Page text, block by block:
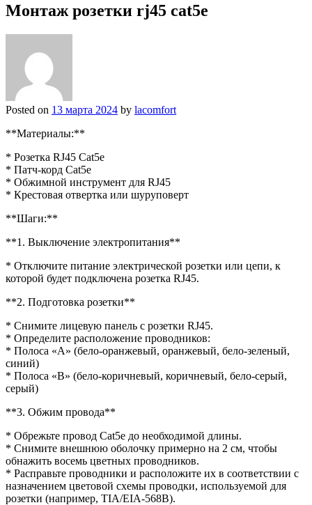
Монтаж розетки rj45 cat5e
Posted on 13 марта 2024 by lacomfort
**Материалы:**
* Розетка RJ45 Cat5e
* Патч-корд Cat5e
* Обжимной инструмент для RJ45
* Крестовая отвертка или шуруповерт
**Шаги:**
**1. Выключение электропитания**
* Отключите питание электрической розетки или цепи, к
которой будет подключена розетка RJ45.
**2. Подготовка розетки**
* Снимите лицевую панель с розетки RJ45.
* Определите расположение проводников:
* Полоса «A» (бело-оранжевый, оранжевый, бело-зеленый,
синий)
* Полоса «B» (бело-коричневый, коричневый, бело-серый,
серый)
**3. Обжим провода**
* Обрежьте провод Cat5e до необходимой длины.
* Снимите внешнюю оболочку примерно на 2 см, чтобы
обнажить восемь цветных проводников.
* Расправьте проводники и расположите их в соответствии с
назначением цветовой схемы проводки, используемой для
розетки (например, TIA/EIA-568B).